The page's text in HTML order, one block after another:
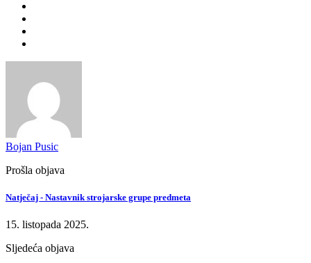
Bojan Pusic
Prošla objava
Natječaj - Nastavnik strojarske grupe predmeta
15. listopada 2025.
Sljedeća objava